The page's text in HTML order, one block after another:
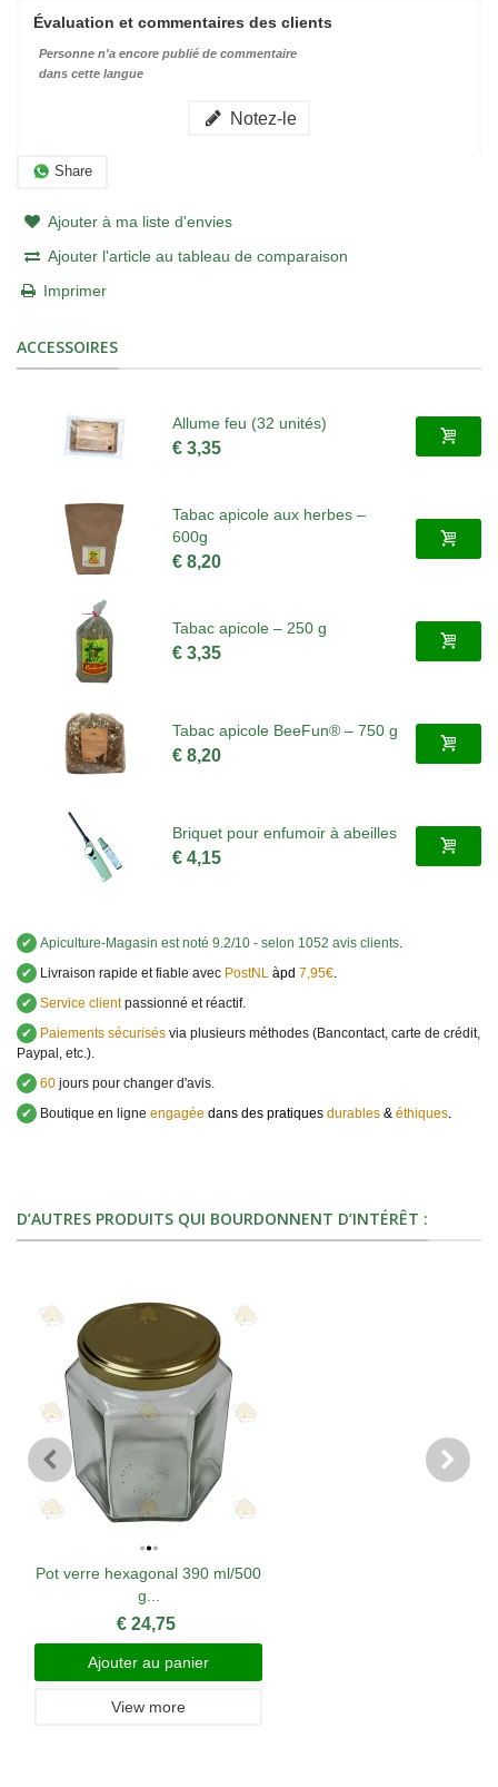
Évaluation et commentaires des clients
Personne n'a encore publié de commentaire
dans cette langue
Notez-le
Share
Ajouter à ma liste d'envies
Ajouter l'article au tableau de comparaison
Imprimer
ACCESSOIRES
Allume feu (32 unités)
€ 3,35
Tabac apicole aux herbes –
600g
€ 8,20
Tabac apicole – 250 g
€ 3,35
Tabac apicole BeeFun® – 750 g
€ 8,20
Briquet pour enfumoir à abeilles
€ 4,15
✔ Apiculture-Magasin est noté 9.2/10 - selon 1052 avis clients
✔
Livraison rapide et fiable avec PostNL àpd 7,95€
✔ Service clientpassionné et réactif.
✔
Paiements sécurisés via plusieurs méthodes (Bancontact, carte de crédit,
Paypal, etc.).
✔ 60 jours pour changer d'avis.
✔
Boutique en ligne engagée dans des pratiques durables & éthiques
D’AUTRES PRODUITS QUI BOURDONNENT D’INTÉRÊT :
Pot verre hexagonal 390 ml/500
g...
€ 24,75
Ajouter au panier
View more